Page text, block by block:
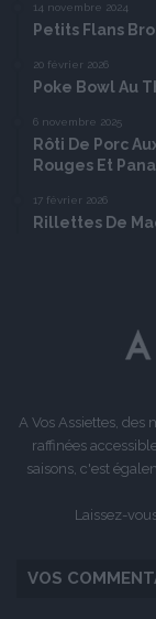
14 novembre 2024
Petits Flans
20 février 2026
Poke Bowl Au
6 novembre 2025
Rôti De Porc
Rouges Et
17 février 2026
Rillettes De
A Vos Assiettes,
raffinées
saisons, c'est
Laissez-
VOS